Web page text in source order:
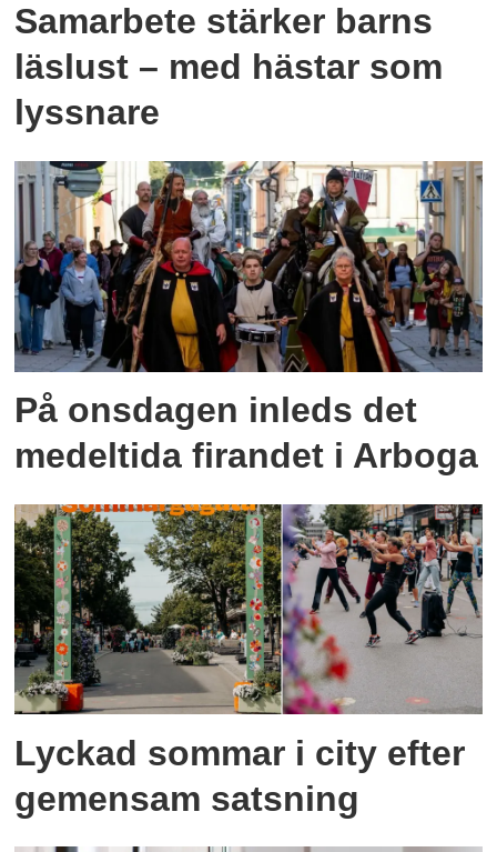
Samarbete stärker barns
läslust – med hästar som
lyssnare
På onsdagen inleds det
medeltida firandet i Arboga
Lyckad sommar i city efter
gemensam satsning